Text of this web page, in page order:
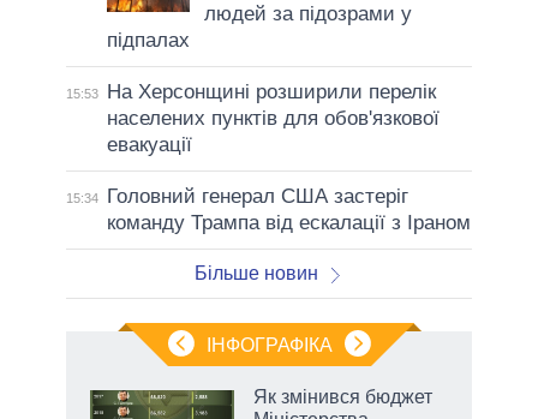
людей за підозрами у
підпалах
15:53
На Херсонщині розширили перелік
населених пунктів для обов'язкової
евакуації
15:34
Головний генерал США застеріг
команду Трампа від ескалації з Іраном
Більше новин
ІНФОГРАФІКА
Як змінився бюджет